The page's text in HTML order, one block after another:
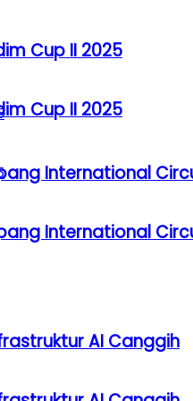
Cup II 2025
International
AI Canggih
Cup II 2025
International